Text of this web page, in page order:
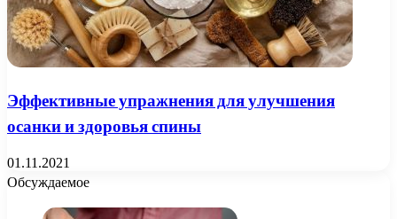
Эффективные упражнения для улучшения
осанки и здоровья спины
01.11.2021
Обсуждаемое